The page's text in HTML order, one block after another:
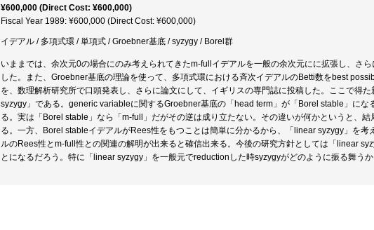
¥600,000 (Direct Cost: ¥600,000)
Fiscal Year 1989: ¥600,000 (Direct Cost: ¥600,000)
イデアル / 多項式環 / 単項式 / Groebner基底 / syzygy / Borel群
いままでは、余次元0の場合にのみ考えられてきたm-fullイデアルを一般の余次元にに拡張し、さ
した。また、Groebner基底の理論を使って、多項式環における斉次イデアルのBetti数をbest
を、数理解析研究所で口頭発表し、さらに論文にして、イギリスの専門誌に投稿した。ここで得
syzygy」である。generic variableに関するGroebner基底の「head term」が「Borel stable」にな
る。実は「Borel stable」なら「m-full」だがその逆は成り立たない。その違いが何かというと、
る。一方、Borel stableイデアルがRees性をもつことは簡単に分かるから、「linear syzygy」を考
ルのRees性とm-full性との関連の解明が出来ると確信出来る。今後の研究方針としては「linear
とになるだろう。特に「linear syzygy」を一般元でreductionした時syzygyがどのように振る舞うか